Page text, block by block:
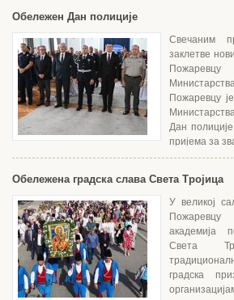
Обележен Дан полиције
Свечаним
заклетве
Пожаревцу
Дан
пријема за
Обележена градска слава Света Тројица
У великој
академија
Света
градска